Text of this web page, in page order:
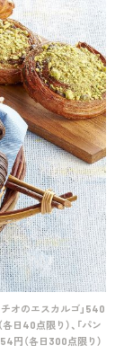
チオのエスカルゴ」540
日40点限り）、「パン
円（各日300点限り）